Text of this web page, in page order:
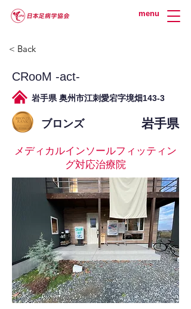
menu
< Back
CRooM -act-
岩手県 奥州市江刺愛宕字境畑143-3
ブロンズ 岩手県
メディカルインソールフィッティン
グ対応治療院